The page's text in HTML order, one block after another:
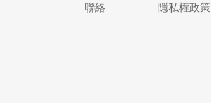
聯絡 隱私權政策